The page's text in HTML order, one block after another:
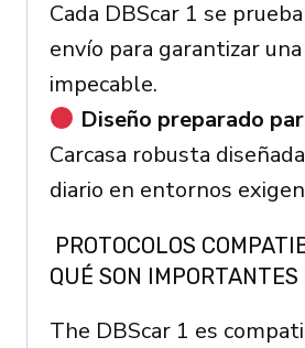
Cada DBScar 1 se
envío para garantizar
impecable.
Diseño preparado
Carcasa robusta
diario en entornos
PROTOCOLOS
QUÉ SON IMPORTANTES
The DBScar 1 es